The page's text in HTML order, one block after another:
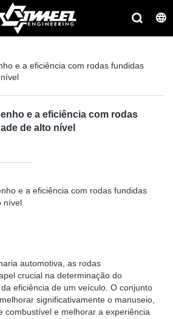
e a eficiência com rodas fundidas
e a eficiência com rodas
de alto nível
e a eficiência com rodas fundidas
nível
automotiva, as rodas
crucial na determinação do
eficiência de um veículo. O conjunto
significativamente o manuseio,
combustível e melhorar a experiência